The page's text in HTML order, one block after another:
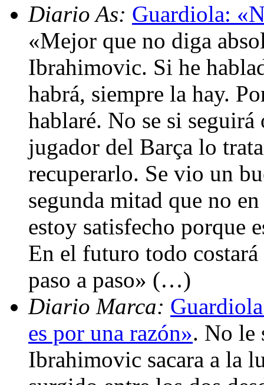
Diario As: Guardiola:
«Mejor que no diga
Ibrahimovic. Si he
habrá, siempre la hay.
hablaré. No se si
jugador del Barça lo
recuperarlo. Se vio un
segunda mitad que no
estoy satisfecho porque
En el futuro todo
paso a paso» (…)
Diario Marca:
es por una razón». No le
Ibrahimovic sacara a la